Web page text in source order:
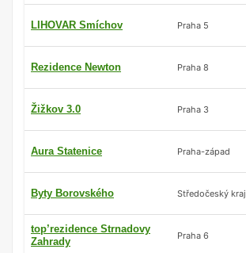
LIHOVAR Smíchov Praha 5
Rezidence Newton Praha 8
Žižkov 3.0 Praha 3
Aura Statenice Praha-západ
Byty Borovského Středočeský kraj
top’rezidence Strnadovy
Zahrady
Praha 6